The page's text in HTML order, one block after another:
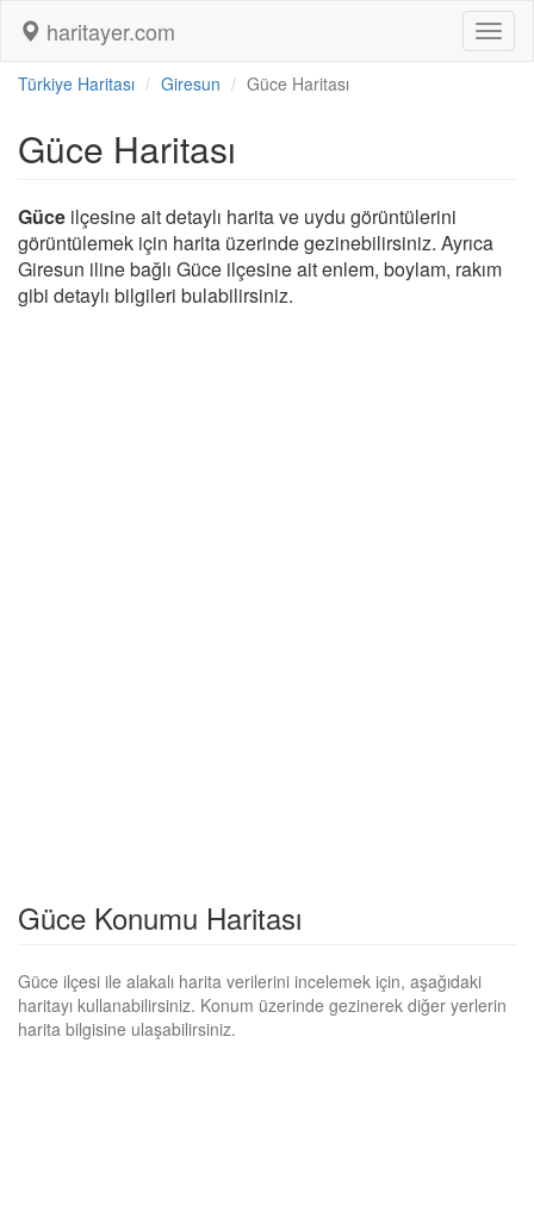
haritayer.com
Türkiye Haritası Giresun Güce Haritası
Güce Haritası
Güce ilçesine ait detaylı harita ve uydu görüntülerini
görüntülemek için harita üzerinde gezinebilirsiniz. Ayrıca
Giresun iline bağlı Güce ilçesine ait enlem, boylam, rakım
gibi detaylı bilgileri bulabilirsiniz.
Güce Konumu Haritası
Güce ilçesi ile alakalı harita verilerini incelemek için, aşağıdaki
haritayı kullanabilirsiniz. Konum üzerinde gezinerek diğer yerlerin
harita bilgisine ulaşabilirsiniz.